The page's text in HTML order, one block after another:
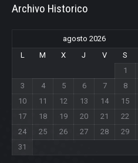
Archivo Historico
agosto 2026
L
M X J V S
1
3
4 5 6 7 8
10
11 12 13 14 15
17
18 19 20 21 22
24
25 26 27 28 29
31